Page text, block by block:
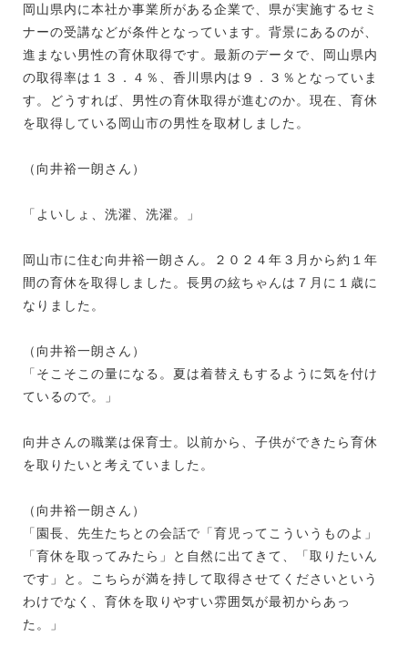
岡山県内に本社か事業所がある企業で、県が実施するセミ
ナーの受講などが条件となっています。背景にあるのが、
進まない男性の育休取得です。最新のデータで、岡山県内
の取得率は１３．４％、香川県内は９．３％となっていま
す。どうすれば、男性の育休取得が進むのか。現在、育休
を取得している岡山市の男性を取材しました。
（向井裕一朗さん）
「よいしょ、洗濯、洗濯。」
岡山市に住む向井裕一朗さん。２０２４年３月から約１年
間の育休を取得しました。長男の絃ちゃんは７月に１歳に
なりました。
（向井裕一朗さん）
「そこそこの量になる。夏は着替えもするように気を付け
ているので。」
向井さんの職業は保育士。以前から、子供ができたら育休
を取りたいと考えていました。
（向井裕一朗さん）
「園長、先生たちとの会話で「育児ってこういうものよ」
「育休を取ってみたら」と自然に出てきて、「取りたいん
です」と。こちらが満を持して取得させてくださいという
わけでなく、育休を取りやすい雰囲気が最初からあっ
た。」